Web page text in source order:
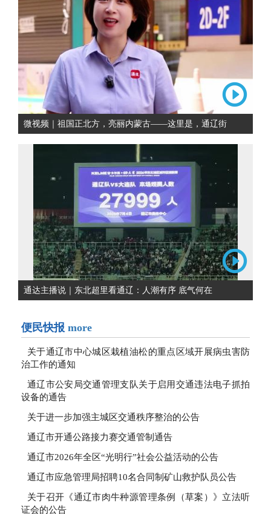
微视频｜祖国正北方，亮丽内蒙古——这里是，通辽街
通达主播说｜东北超里看通辽：人潮有序 底气何在
便民快报 more
关于通辽市中心城区栽植油松的重点区域开展病虫害防
治工作的通知
通辽市公安局交通管理支队关于启用交通违法电子抓拍
设备的通告
关于进一步加强主城区交通秩序整治的公告
通辽市开通公路接力赛交通管制通告
通辽市2026年全区“光明行”社会公益活动的公告
通辽市应急管理局招聘10名合同制矿山救护队员公告
关于召开《通辽市肉牛种源管理条例（草案）》立法听
证会的公告